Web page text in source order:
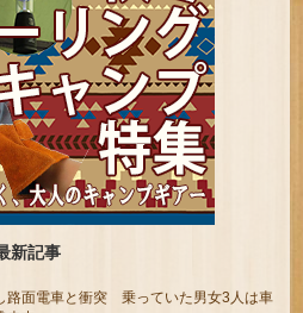
新記事
路面電車と衝突 乗っていた男女3人は車